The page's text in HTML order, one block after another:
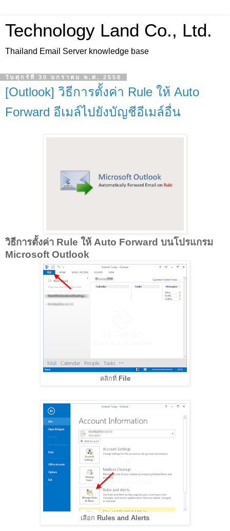
Technology Land Co., Ltd.
Thailand Email Server knowledge base
วันศุกร์ที่ 30 มกราคม พ.ศ. 2558
[Outlook] วิธีการตั้งค่า Rule ให้ Auto
Forward อีเมล์ไปยังบัญชีอีเมล์อื่น
วิธีการตั้งค่า Rule ให้ Auto Forward บนโปรแกรม
Microsoft Outlook
คลิกที่ File
เลือก Rules and Alerts